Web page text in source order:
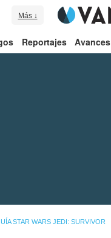
Más ↓
Reportajes Avances
STAR WARS JEDI: SURVIVOR